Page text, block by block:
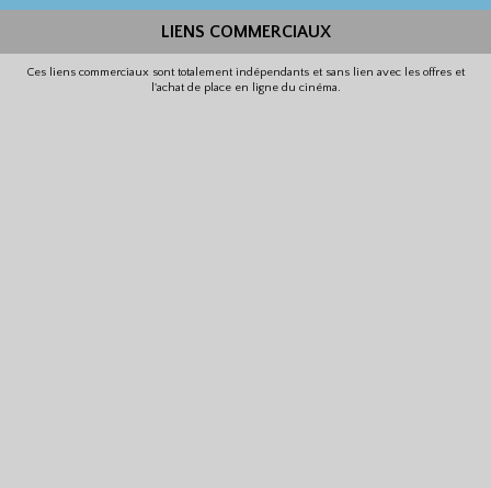
LIENS COMMERCIAUX
Ces liens commerciaux sont totalement indépendants et sans lien avec les offres et
l'achat de place en ligne du cinéma.